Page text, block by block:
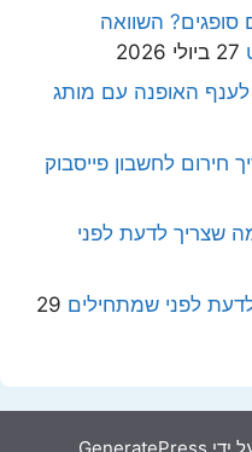
סופגים? השוואה
27 ביולי 2026
לענף האופנה עם מותג
לחשבון פייסבוק
שצריך לדעת לפני
לפני שמתחילים 29
ידי GeneratePress